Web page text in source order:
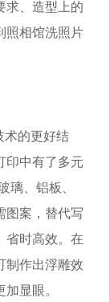
求、造型上的
照相馆洗照片
术的更好结
印中有了多元
璃、铝板、
图案，替代写
省时高效。在
制作出浮雕效
显眼。